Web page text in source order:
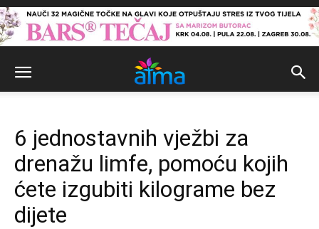
6 jednostavnih vježbi za
drenažu limfe, pomoću kojih
ćete izgubiti kilograme bez
dijete